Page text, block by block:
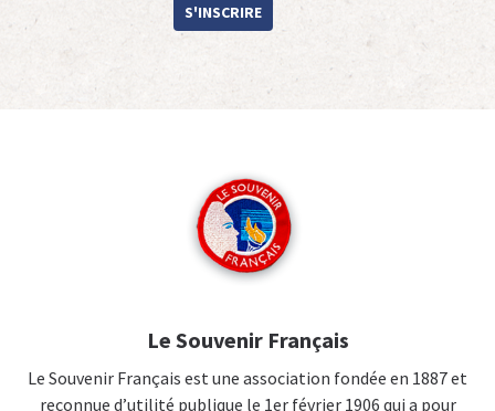
S'INSCRIRE
Le Souvenir Français
Le Souvenir Français est une association fondée en 1887 et
reconnue d’utilité publique le 1er février 1906 qui a pour